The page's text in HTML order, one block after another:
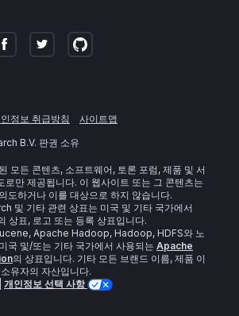
정보 취급방침
사이트맵
B.V. 판권 소유
모든 콘텐츠, 소프트웨어, 토론 포럼, 제품 및 서
로만 제공됩니다. 이 웹사이트 또는 그 콘텐츠는
도하거나 이를 대상으로 하지 않습니다.
및 기타 관련 상표는 미국 및 기타 국가에서
상표, 로고 또는 등록 상표입니다.
Apache Hadoop, Hadoop, HDFS와 노
국 및/또는 기타 국가에서 사용되는 Apache
의 상표입니다. 기타 모든 브랜드 이름, 제품 이
유자의 자산입니다.
개인정보 선택 사항